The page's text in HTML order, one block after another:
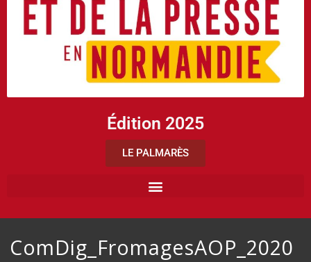
Édition 2025
LE PALMARÈS
ComDig_FromagesAOP_2020